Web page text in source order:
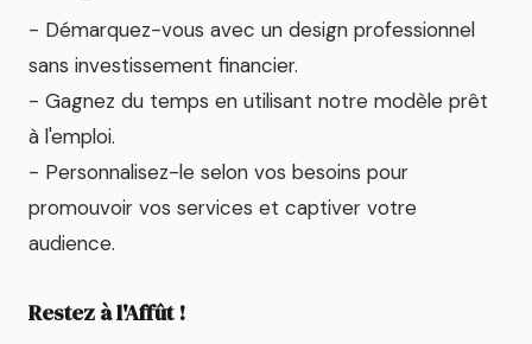
- Démarquez-vous avec un design professionnel
sans investissement financier.
- Gagnez du temps en utilisant notre modèle prêt
à l'emploi.
- Personnalisez-le selon vos besoins pour
promouvoir vos services et captiver votre
audience.
Restez à l'Affût !